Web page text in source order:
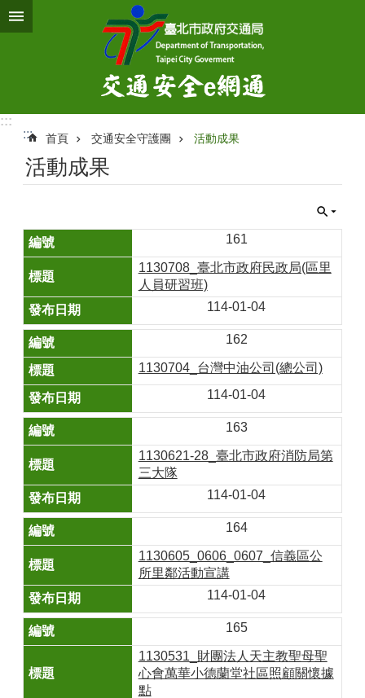
跳到主要內容區塊
:::
:::
首頁 交通安全守護團 活動成果
活動成果
161
1130708_臺北市政府民政局(區里
人員研習班)
114-01-04
162
1130704_台灣中油公司(總公司)
114-01-04
163
1130621-28_臺北市政府消防局第
三大隊
114-01-04
164
1130605_0606_0607_信義區公
所里鄰活動宣講
114-01-04
165
1130531_財團法人天主教聖母聖
心會萬華小德蘭堂社區照顧關懷據
點